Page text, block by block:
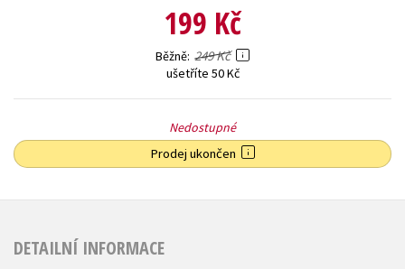
199 Kč
Běžně 249 Kč
ušetříte 50 Kč
Nedostupné
Prodej ukončen
DETAILNÍ INFORMACE